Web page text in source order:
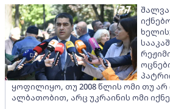
შალვა
ყოფილიყო, თუ 2008 წლის ომი თუ
ალბათობით, არც უკრაინის ომი